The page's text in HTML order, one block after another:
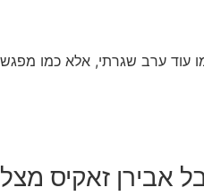
עוד ערב שגרתי, אלא כמו מפגש
אבירן זאקיס